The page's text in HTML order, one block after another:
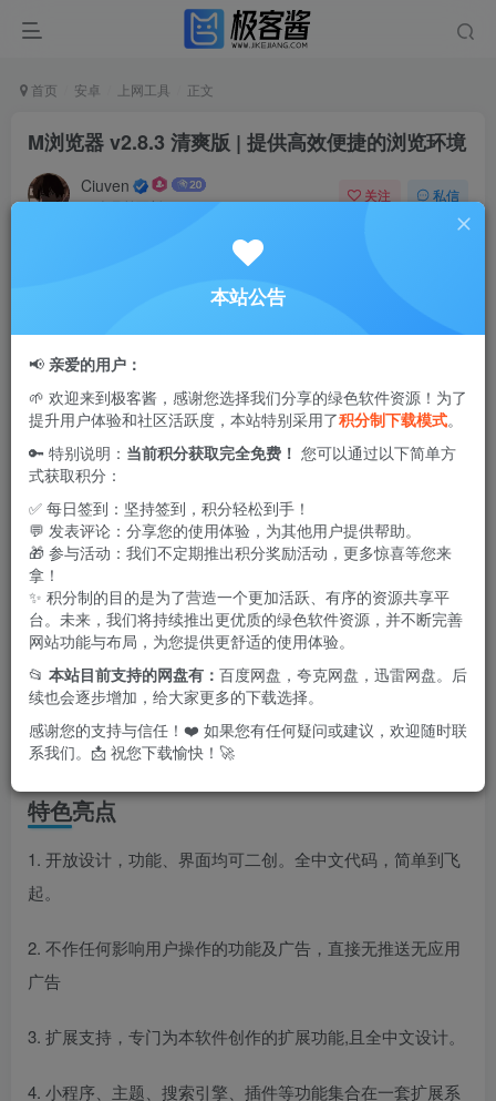
首页 安卓 上网工具 正文
M浏览器 v2.8.3 清爽版 | 提供高效便捷的浏览环境
Ciuven
11个月前更新
关注 私信
置纯净无广告的搜索体验，带来更加流畅的上网环境。它不
仅支持扩展功能开发，还配备专业的网页调试工具，方便开
发者和高阶用户使用。同时，M浏览器在隐私保护方面表现
出色，多重安全机制有效保障用户数据安全。更值得一提的
是，它支持跨设备数据同步，让用户随时随地保持浏览记录
和书签一致，带来高效便捷的上网体验。
特色亮点
1. 开放设计，功能、界面均可二创。全中文代码，简单到飞
起。
2. 不作任何影响用户操作的功能及广告，直接无推送无应用
广告
3. 扩展支持，专门为本软件创作的扩展功能,且全中文设计。
4. 小程序、主题、搜索引擎、插件等功能集合在一套扩展系
本站公告
📢 亲爱的用户：
🌱 欢迎来到极客酱，感谢您选择我们分享的绿色软件资源！为了
提升用户体验和社区活跃度，本站特别采用了积分制下载模式。
🔑 特别说明： 当前积分获取完全免费！ 您可以通过以下简单方
式获取积分：
✅ 每日签到：坚持签到，积分轻松到手！
💬 发表评论：分享您的使用体验，为其他用户提供帮助。
🎁 参与活动：我们不定期推出积分奖励活动，更多惊喜等您来
拿！
✨ 积分制的目的是为了营造一个更加活跃、有序的资源共享平
台。未来，我们将持续推出更优质的绿色软件资源，并不断完善
网站功能与布局，为您提供更舒适的使用体验。
📂 本站目前支持的网盘有： 百度网盘，夸克网盘，迅雷网盘。后
续也会逐步增加，给大家更多的下载选择。
感谢您的支持与信任！❤️ 如果您有任何疑问或建议，欢迎随时联
系我们。📩 祝您下载愉快！🚀